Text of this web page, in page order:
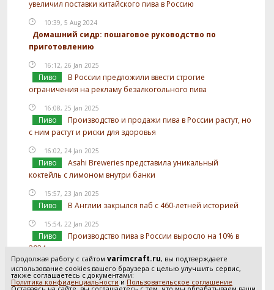
Продолжая работу с сайтом varimcraft.ru, вы подтверждаете
использование cookies вашего браузера с целью улучшить сервис,
также соглашаетесь с документами:
Политика конфиденциальности и Пользовательское соглашение
увеличил поставки китайского пива в Россию
10:39, 5 Aug 2024
Домашний сидр: пошаговое руководство по
приготовлению
16:12, 26 Jan 2025
Пиво
В России предложили ввести строгие
ограничения на рекламу безалкогольного пива
16:08, 25 Jan 2025
Пиво
Производство и продажи пива в России растут, но
с ним растут и риски для здоровья
16:02, 24 Jan 2025
Пиво
Asahi Breweries представила уникальный
коктейль с лимоном внутри банки
15:57, 23 Jan 2025
Пиво В Англии закрылся паб с 460-летней историей
15:54, 22 Jan 2025
Пиво
Производство пива в России выросло на 10% в
2024 году
15:52, 21 Jan 2025
Пиво
В России предложили отслеживать